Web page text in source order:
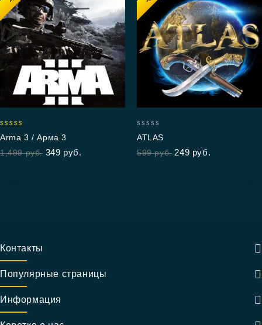
out of 5
Arma 3 / Арма 3
1,499руб. 349 руб.
out
of
ATLAS
599руб. 249 руб.
Контакты
Популярные страницы
Информация